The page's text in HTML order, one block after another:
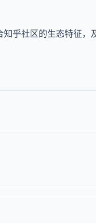
乎社区的生态特征，